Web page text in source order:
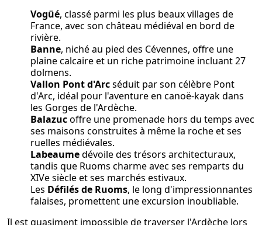
Vogüé, classé parmi les plus beaux villages de
France, avec son château médiéval en bord de
rivière.
Banne, niché au pied des Cévennes, offre une
plaine calcaire et un riche patrimoine incluant 27
dolmens.
Vallon Pont d'Arcséduit par son célèbre Pont
d'Arc, idéal pour l'aventure en canoë-kayak dans
les Gorges de l'Ardèche.
Balazucoffre une promenade hors du temps avec
ses maisons construites à même la roche et ses
ruelles médiévales.
Labeaumedévoile des trésors architecturaux,
tandis que Ruoms charme avec ses remparts du
XIVe siècle et ses marchés estivaux.
Les Défilés de Ruoms, le long d'impressionnantes
falaises, promettent une excursion inoubliable.
Il est quasiment impossible de traverser l'Ardèche lors